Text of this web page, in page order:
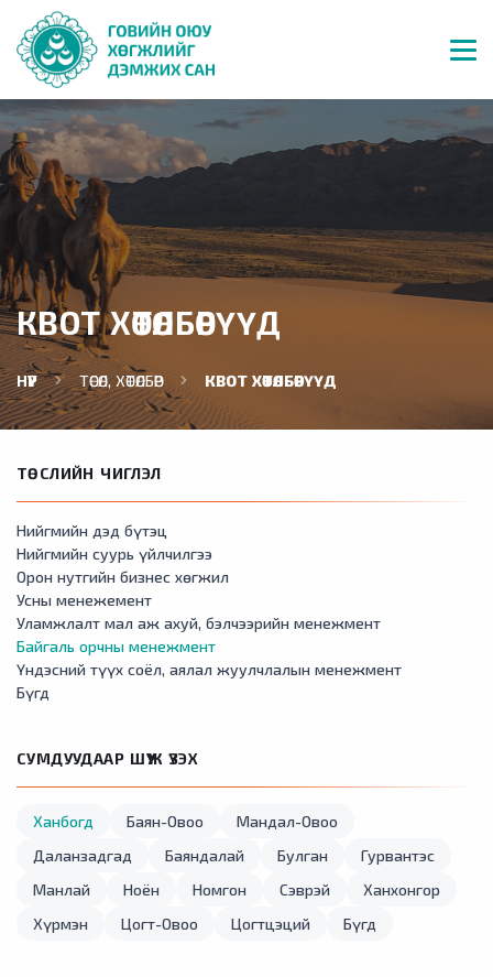
КВОТ ХӨТӨЛБӨРҮҮД
НҮҮР ТӨСӨЛ, ХӨТӨЛБӨР КВОТ ХӨТӨЛБӨРҮҮД
ТӨСЛИЙН ЧИГЛЭЛ
Нийгмийн дэд бүтэц
Нийгмийн суурь үйлчилгээ
Орон нутгийн бизнес хөгжил
Усны менежемент
Уламжлалт мал аж ахуй, бэлчээрийн менежмент
Байгаль орчны менежмент
Үндэсний түүх соёл, аялал жуулчлалын менежмент
Бүгд
СУМДУУДААР ШҮҮЖ ҮЗЭХ
Ханбогд Баян-Овоо
Мандал-Овоо
Даланзадгад
Баяндалай Булган
Гурвантэс
Манлай
Ноён Номгон Сэврэй
Ханхонгор
Хүрмэн
Цогт-Овоо Цогтцэций Бүгд